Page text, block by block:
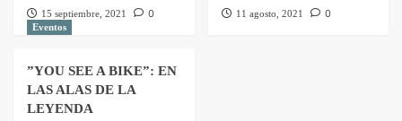
15 septiembre, 2021 0 11 agosto, 2021 0
Eventos
”YOU SEE A BIKE”: EN
LAS ALAS DE LA
LEYENDA